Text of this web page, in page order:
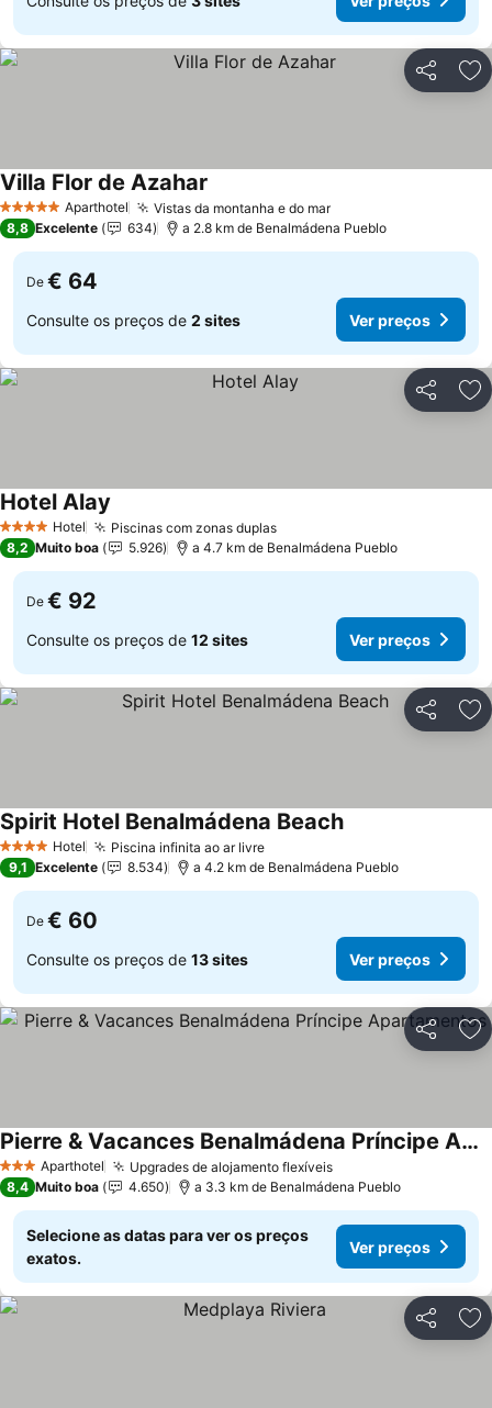
Partilhar
5 Estrelas Aparthotel Vistas da montanha e do mar
Villa Flor de Azahar
8,8 Excelente 634 a 2.8 km de Benalmádena Pueblo
De € 64
Consulte os preços de 2 sites Ver preços
Partilhar
4 EstrelasHotel Piscinas com zonas duplas
Hotel Alay
8,2 Muito boa 5.926 a 4.7 km de Benalmádena Pueblo
De € 92
Consulte os preços de 12 sites Ver preços
Partilhar
4 EstrelasHotel Piscina infinita ao ar livre
Spirit Hotel Benalmádena Beach
9,1 Excelente 8.534 a 4.2 km de Benalmádena Pueblo
De € 60
Consulte os preços de 13 sites Ver preços
Partilhar
3 EstrelasAparthotel Upgrades de alojamento flexíveis
Pierre & Vacances Benalmádena Príncipe Apartamentos
8,4 Muito boa 4.650 a 3.3 km de Benalmádena Pueblo
Selecione as datas para ver os preços
exatos.
Ver preços
Partilhar